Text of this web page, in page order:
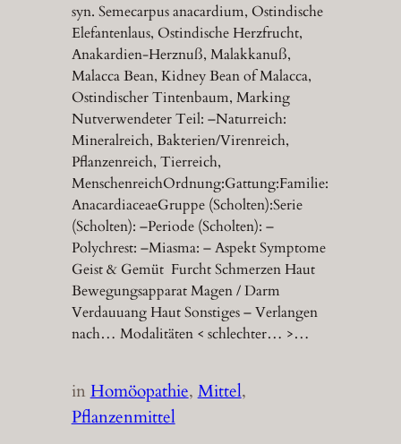
syn. Semecarpus anacardium, Ostindische
Elefantenlaus, Ostindische Herzfrucht,
Anakardien-Herznuß, Malakkanuß,
Malacca Bean, Kidney Bean of Malacca,
Ostindischer Tintenbaum, Marking
Nutverwendeter Teil: –Naturreich:
Mineralreich, Bakterien/Virenreich,
Pflanzenreich, Tierreich,
MenschenreichOrdnung:Gattung:Familie:
AnacardiaceaeGruppe (Scholten):Serie
(Scholten): –Periode (Scholten): –
Polychrest: –Miasma: – Aspekt Symptome
Geist & Gemüt Furcht Schmerzen Haut
Bewegungsapparat Magen / Darm
Verdauuang Haut Sonstiges – Verlangen
nach… Modalitäten < schlechter… >…
inHomöopathie, Mittel
Pflanzenmittel